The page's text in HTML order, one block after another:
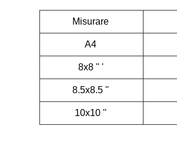
Misurare
A4
8x8 '' '
8.5x8.5 ''
10x10 ''